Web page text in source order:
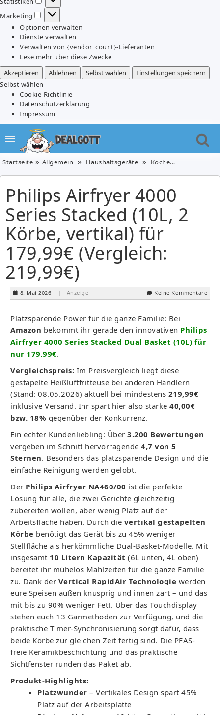
Statistiken
Marketing
Marketing
Optionen verwalten
Dienste verwalten
Verwalten von {vendor_count}-Lieferanten
Lese mehr über diese Zwecke
Akzeptieren
Ablehnen Selbst wählen
Einstellungen speichern
Selbst wählen
Cookie-Richtlinie
Datenschutzerklärung
Impressum
Startseite Allgemein Haushaltsgeräte Kochen & Essen
Philips Airfryer 4000
Series Stacked (10L, 2
Körbe, vertikal) für
179,99€ (Vergleich:
219,99€)
8. Mai 2026 | Anzeige Keine Kommentare
Platzsparende Power für die ganze Familie: Bei
Amazon bekommt ihr gerade den innovativen Philips
Airfryer 4000 Series Stacked Dual Basket (10L) für
nur 179,99€.
Vergleichspreis: Im Preisvergleich liegt diese
gestapelte Heißluftfritteuse bei anderen Händlern
(Stand: 08.05.2026) aktuell bei mindestens 219,99€
inklusive Versand. Ihr spart hier also starke 40,00€
bzw. 18% gegenüber der Konkurrenz.
Ein echter Kundenliebling: Über 3.200 Bewertungen
vergeben im Schnitt hervorragende 4,7 von 5
Sternen. Besonders das platzsparende Design und die
einfache Reinigung werden gelobt.
Der Philips Airfryer NA460/00 ist die perfekte
Lösung für alle, die zwei Gerichte gleichzeitig
zubereiten wollen, aber wenig Platz auf der
Arbeitsfläche haben. Durch die vertikal gestapelten
Körbe benötigt das Gerät bis zu 45% weniger
Stellfläche als herkömmliche Dual-Basket-Modelle. Mit
insgesamt 10 Litern Kapazität (6L unten, 4L oben)
bereitet ihr mühelos Mahlzeiten für die ganze Familie
zu. Dank der Vertical RapidAir Technologie werden
eure Speisen außen knusprig und innen zart – und das
mit bis zu 90% weniger Fett. Über das Touchdisplay
stehen euch 13 Garmethoden zur Verfügung, und die
praktische Timer-Synchronisierung sorgt dafür, dass
beide Körbe zur gleichen Zeit fertig sind. Die PFAS-
freie Keramikbeschichtung und das praktische
Sichtfenster runden das Paket ab.
Produkt-Highlights:
Platzwunder – Vertikales Design spart 45%
Platz auf der Arbeitsplatte